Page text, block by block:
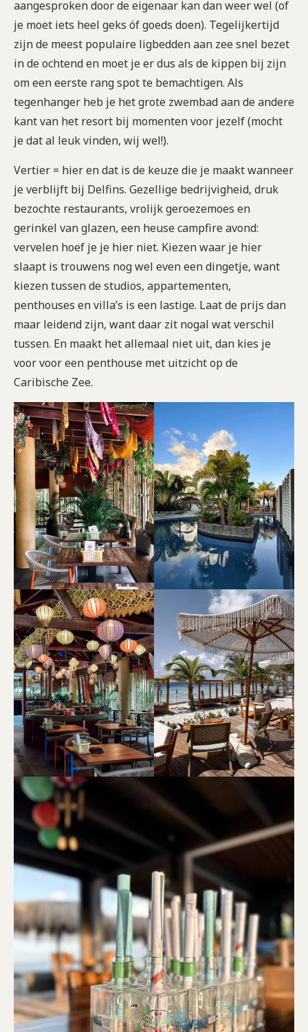
aangesproken door de eigenaar kan dan weer wel (of
je moet iets heel geks óf goeds doen). Tegelijkertijd
zijn de meest populaire ligbedden aan zee snel bezet
in de ochtend en moet je er dus als de kippen bij zijn
om een eerste rang spot te bemachtigen. Als
tegenhanger heb je het grote zwembad aan de andere
kant van het resort bij momenten voor jezelf (mocht
je dat al leuk vinden, wij wel!).
Vertier = hier en dat is de keuze die je maakt wanneer
je verblijft bij Delfins. Gezellige bedrijvigheid, druk
bezochte restaurants, vrolijk geroezemoes en
gerinkel van glazen, een heuse campfire avond:
vervelen hoef je je hier niet. Kiezen waar je hier
slaapt is trouwens nog wel even een dingetje, want
kiezen tussen de studios, appartementen,
penthouses en villa’s is een lastige. Laat de prijs dan
maar leidend zijn, want daar zit nogal wat verschil
tussen. En maakt het allemaal niet uit, dan kies je
voor voor een penthouse met uitzicht op de
Caribische Zee.